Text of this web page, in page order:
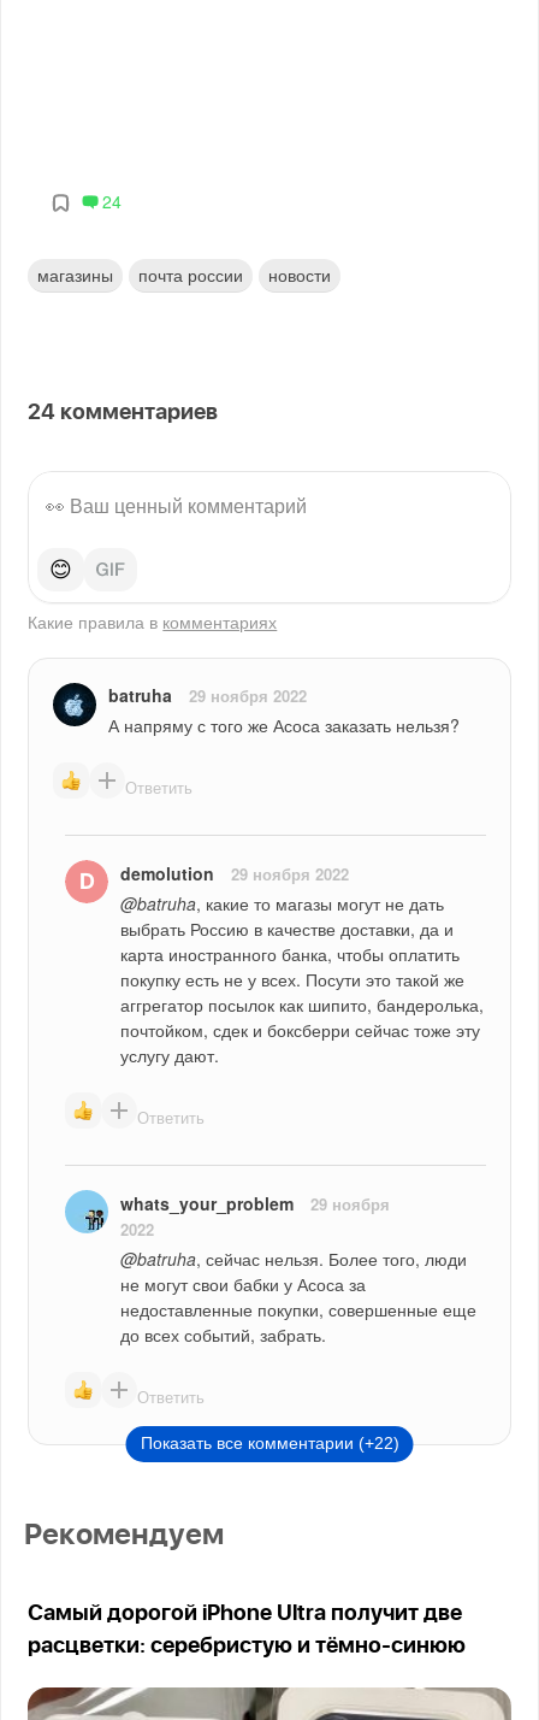
24
магазины почта россии новости
24 комментариев
😊
Какие правила в комментариях
batruha 29 ноября 2022
А напряму с того же Асоса заказать нельзя?
Ответить
demolution 29 ноября 2022
@batruha, какие то магазы могут не дать
выбрать Россию в качестве доставки, да и
карта иностранного банка, чтобы оплатить
покупку есть не у всех. Посути это такой же
аггрегатор посылок как шипито, бандеролька,
почтойком, сдек и боксберри сейчас тоже эту
услугу дают.
Ответить
whats_your_problem
29 ноября
2022
@batruha, сейчас нельзя. Более того, люди
не могут свои бабки у Асоса за
недоставленные покупки, совершенные еще
до всех событий, забрать.
Ответить
Показать все комментарии (+22)
Рекомендуем
Самый дорогой iPhone Ultra получит две
расцветки: серебристую и тёмно-синюю